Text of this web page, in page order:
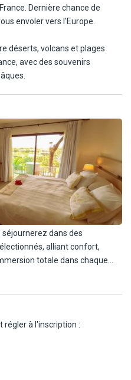
Dernière chance de
envoler vers l'Europe.
déserts, volcans et plages
avec des souvenirs
séjournerez dans des
alliant confort,
totale dans chaque
un univers moderne et
chilienne. Lors de l'étape
pratique, offrant des
reposante avant de
régler à l'inscription :